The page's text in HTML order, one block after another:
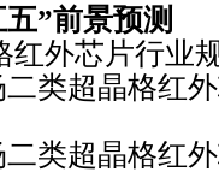
”前景预测
外芯片行业
晶格红外
晶格红外